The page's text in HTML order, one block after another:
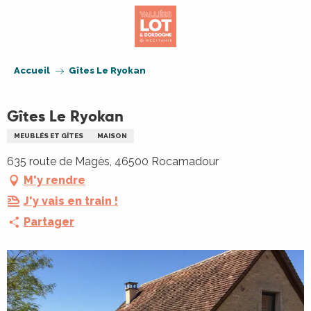
Accueil Gîtes Le Ryokan
Gîtes Le Ryokan
MEUBLÉS ET GÎTES MAISON
635 route de Magès, 46500 Rocamadour
M'y rendre
J'y vais en train !
Partager